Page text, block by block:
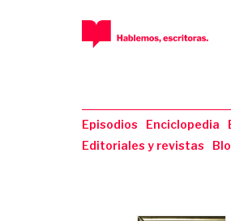
Episodios Enciclopedia
Editoriales y revistas